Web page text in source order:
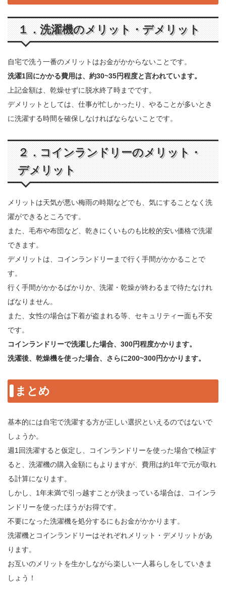
１．洗濯機のメリット・デメリット
自宅で洗う一番のメリットはお金がかからないことです。
洗濯1回にかかる費用は、約30~35円程度と言われています。
上記金額は、乾燥せずに脱水終了時までです。
デメリットとしては、仕事が忙しかったり、やることが多いとき
に洗濯する時間を確保しなければならないことです。
２．コインランドリーのメリット・
デメリット
メリットは天気が悪い梅雨の時期などでも、気にすることなく洗
濯ができるところです。
また、毛布や布団など、乾きにくいものも比較的安い価格で洗濯
できます。
デメリットは、コインランドリーまで行く手間がかかることで
す。
行く手間がかかるばかりか、洗濯・乾燥が終わるまで待たなけれ
ばなりません。
また、女性の場合は下着が盗まれる等、セキュリティー面も不安
です。
コインランドリーで洗濯した場合、300円程度かかります。
洗濯後、乾燥機を使った場合、さらに200~300円かかります。
まとめ
基本的には自宅で洗濯する方が正しい選択といえるのではないで
しょうか。
週1回洗濯すると仮定し、コインランドリーを使った場合で検証す
ると、洗濯機の購入金額にもよりますが、費用は約1年で元が取れ
る計算になります。
しかし、1年未満で引っ越すことが決まっている場合は、コインラ
ンドリーを使ったほうがお得です。
不要になった洗濯機を処分するにもお金がかかります。
洗濯機とコインランドリーはそれぞれメリット・デメリットがあ
ります。
お互いのメリットを生かしながら楽しい一人暮らしをしていきま
しょう！